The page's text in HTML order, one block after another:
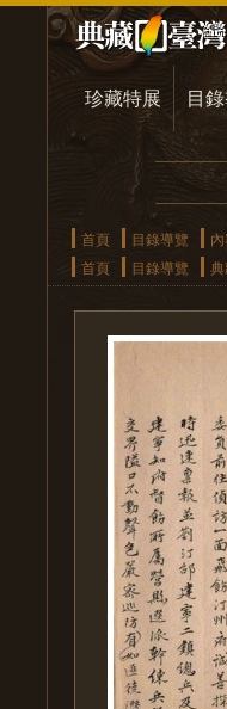
珍藏特展 目
首頁 目錄導覽
首頁
目錄導覽